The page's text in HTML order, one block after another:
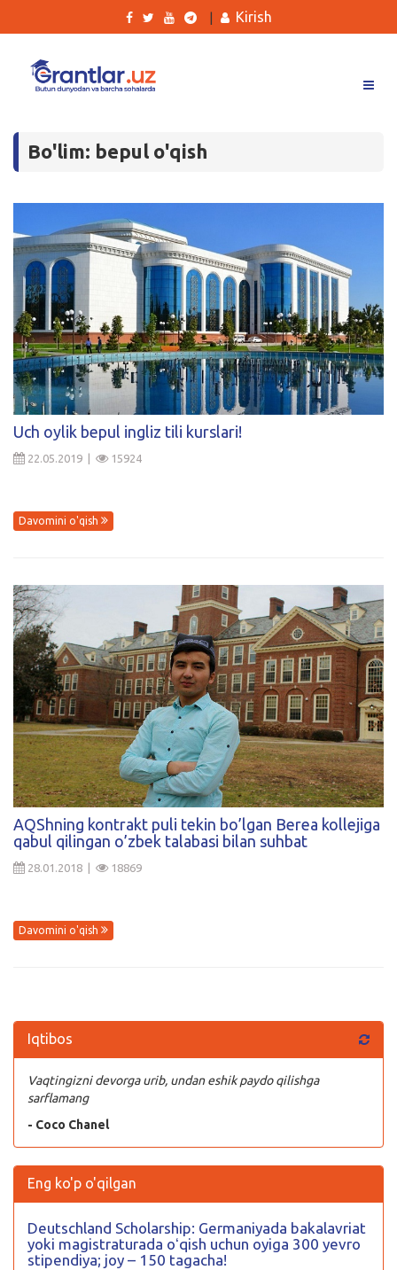
Tanlovlar
Kurslar
Blog
Yana
Qidirish
Kirish
Kirish
Bo'lim: bepul o'qish
Uch oylik bepul ingliz tili kurslari!
22.05.2019 | 15924
Davomini o'qish
AQShning kontrakt puli tekin bo’lgan Berea kollejiga
qabul qilingan o’zbek talabasi bilan suhbat
28.01.2018 | 18869
Davomini o'qish
Iqtibos
Vaqtingizni devorga urib, undan eshik paydo qilishga
sarflamang
- Coco Chanel
Eng ko'p o'qilgan
Deutschland Scholarship: Germaniyada bakalavriat
yoki magistraturada oʻqish uchun oyiga 300 yevro
stipendiya; joy – 150 tagacha!